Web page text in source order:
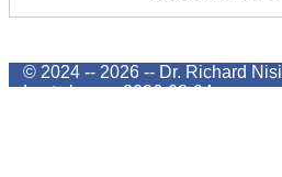
© 2024 -- 2026 -- Dr. Richard
Last change2026-08-04